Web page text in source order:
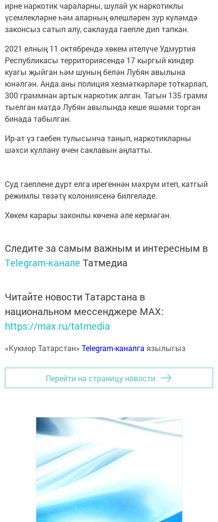
ирне наркотик чараларны, шулай ук наркотиклы
үсемлекләрне һәм аларның өлешләрен зур күләмдә
законсыз сатып алу, саклауда гаепле дип тапкан.
2021 елның 11 октябрендә хөкем ителүче Удмуртия
Республикасы территориясендә 17 кыргый киндер
куагы җыйган һәм шуның белән Лубян авылына
юнәлгән. Анда аны полиция хезмәткәрләре тоткарлап,
300 граммнан артык наркотик алган. Тагын 135 грамм
тыелган матдә Лубян авылында кеше яшәми торган
бинада табылган.
Ир-ат үз гаебен тулысынча танып, наркотикларны
шәхси куллану өчен саклавын аңлатты.
Суд гаеплене дүрт елга ирегеннән мәхрүм итеп, катгый
режимлы төзәтү колониясенә билгеләде.
Хөкем карары законлы көченә әле кермәгән.
Следите за самым важным и интересным в
Telegram-канале Татмедиа
Читайте новости Татарстана в
национальном мессенджере MАХ:
https://max.ru/tatmedia
«Кукмор Татарстан» Telegram-каналга язылыгыз
Перейти на страницу новости